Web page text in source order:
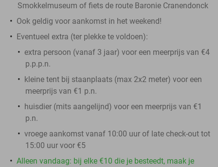
Smokkelmuseum of fiets de route Baronie Cranendonck
Ook geldig voor aankomst in het weekend!
Eventueel extra (ter plekke te voldoen):
extra persoon (vanaf 3 jaar) voor een meerprijs van €4
p.p.p.n.
kleine tent bij staanplaats (max 2x2 meter) voor een
meerprijs van €1 p.n.
huisdier (mits aangelijnd) voor een meerprijs van €1
p.n.
vroege aankomst vanaf 10:00 uur of late check-out tot
15:00 uur voor €5
Alleen vandaag: bij elke €10 die je besteedt, maak je